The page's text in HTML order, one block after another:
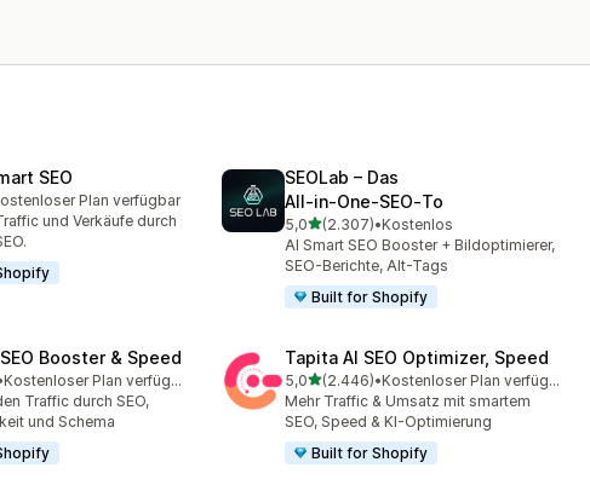
SEO
insgesamtPlan verfügbar
und Verkäufe durch
SEOLab – Das
All‑in‑One‑SEO‑To
5,0von 5 Sternen
(2.307)
2307 Rezensionen insgesamt
•Kostenlos
AI Smart SEO Booster + Bildoptimierer,
SEO-Berichte, Alt-Tags
Built for Shopify
Booster & Speed
insgesamt
Kostenloser Plan verfügbar
Traffic durch SEO,
und Schema
Tapita AI SEO Optimizer, Speed
5,0von 5 Sternen
(2.446)
2446 Rezensionen insgesamt
•
Kostenloser Plan verfügbar
Mehr Traffic & Umsatz mit smartem
SEO, Speed & KI-Optimierung
Built for Shopify